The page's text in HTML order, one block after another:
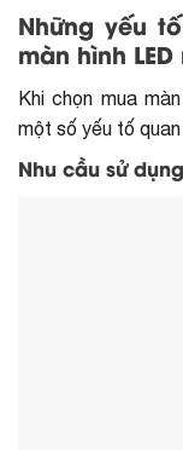
Những yếu
màn hình
Khi chọn mua
một số yếu tố
Nhu cầu sử dụng